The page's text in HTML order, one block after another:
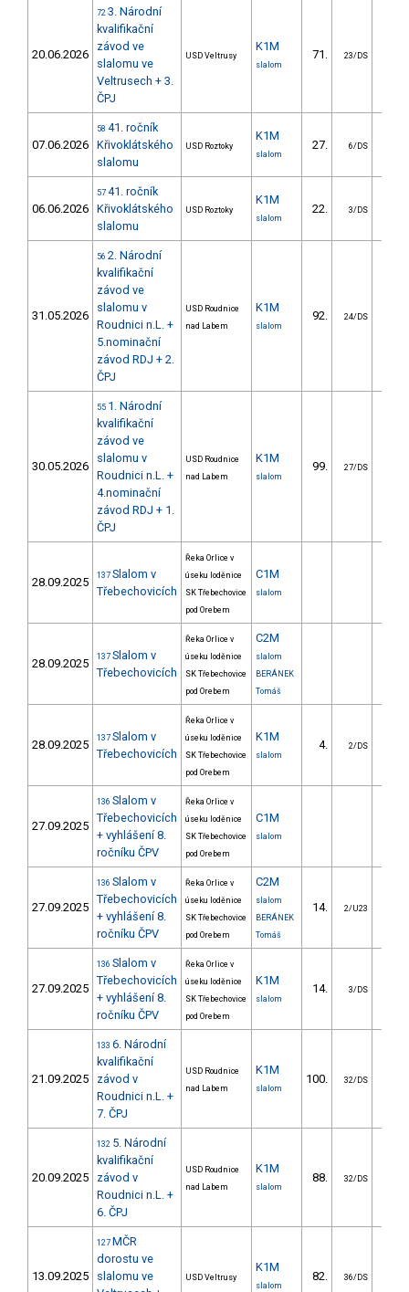
20.06.2026
72 3. Národní
kvalifikační
závod ve
slalomu ve
Veltrusech + 3.
ČPJ
USD Veltrusy
K1M
slalom
71. 23/DS
07.06.2026
58 41. ročník
Křivoklátského
slalomu
USD Roztoky
K1M
slalom
27. 6/DS
06.06.2026
57 41. ročník
Křivoklátského
slalomu
USD Roztoky
K1M
slalom
22. 3/DS
31.05.2026
56 2. Národní
kvalifikační
závod ve
slalomu v
Roudnici n.L. +
5.nominační
závod RDJ + 2.
ČPJ
USD Roudnice
nad Labem
K1M
slalom
92. 24/DS
30.05.2026
55 1. Národní
kvalifikační
závod ve
slalomu v
Roudnici n.L. +
4.nominační
závod RDJ + 1.
ČPJ
USD Roudnice
nad Labem
K1M
slalom
99. 27/DS
28.09.2025 137 Slalom v
Třebechovicích
Řeka Orlice v
úseku loděnice
SK Třebechovice
pod Orebem
C1M
slalom
28.09.2025 137 Slalom v
Třebechovicích
Řeka Orlice v
úseku loděnice
SK Třebechovice
pod Orebem
C2M
slalom
BERÁNEK
Tomáš
28.09.2025 137 Slalom v
Třebechovicích
Řeka Orlice v
úseku loděnice
SK Třebechovice
pod Orebem
K1M
slalom
4. 2/DS
27.09.2025
136 Slalom v
Třebechovicích
+ vyhlášení 8.
ročníku ČPV
Řeka Orlice v
úseku loděnice
SK Třebechovice
pod Orebem
C1M
slalom
27.09.2025
136 Slalom v
Třebechovicích
+ vyhlášení 8.
ročníku ČPV
Řeka Orlice v
úseku loděnice
SK Třebechovice
pod Orebem
C2M
slalom
BERÁNEK
Tomáš
14. 2/U23
27.09.2025
136 Slalom v
Třebechovicích
+ vyhlášení 8.
ročníku ČPV
Řeka Orlice v
úseku loděnice
SK Třebechovice
pod Orebem
K1M
slalom
14. 3/DS
21.09.2025
133 6. Národní
kvalifikační
závod v
Roudnici n.L. +
7. ČPJ
USD Roudnice
nad Labem
K1M
slalom
100. 32/DS
20.09.2025
132 5. Národní
kvalifikační
závod v
Roudnici n.L. +
6. ČPJ
USD Roudnice
nad Labem
K1M
slalom
88. 32/DS
13.09.2025
127 MČR
dorostu ve
slalomu ve
USD Veltrusy
K1M
slalom
82. 36/DS